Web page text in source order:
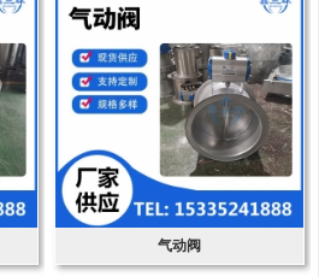
气动阀